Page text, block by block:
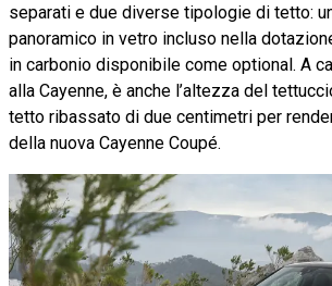
separati e due diverse tipologie di tetto:
panoramico in vetro incluso nella
in carbonio disponibile come optional. A
alla Cayenne, è anche l’altezza del
tetto ribassato di due centimetri per
della nuova Cayenne Coupé.